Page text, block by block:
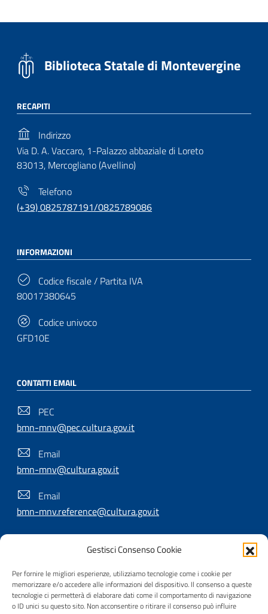
Gestisci Consenso Cookie
Per fornire le migliori esperienze, utilizziamo tecnologie come i cookie per
memorizzare e/o accedere alle informazioni del dispositivo. Il consenso a queste
tecnologie ci permetterà di elaborare dati come il comportamento di navigazione
o ID unici su questo sito. Non acconsentire o ritirare il consenso può influire
Biblioteca Statale di Montevergine
RECAPITI
Indirizzo
Via D. A. Vaccaro, 1-Palazzo abbaziale di Loreto
83013, Mercogliano (Avellino)
Telefono
(+39) 0825787191/0825789086
INFORMAZIONI
Codice fiscale / Partita IVA
80017380645
Codice univoco
GFD10E
CONTATTI EMAIL
PEC
bmn-mnv@pec.cultura.gov.it
Email
bmn-mnv@cultura.gov.it
Email
bmn-mnv.reference@cultura.gov.it